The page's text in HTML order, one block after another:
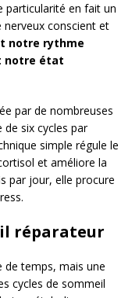
particularité en fait un
conscient et
notre rythme
notre état
par de nombreuses
six cycles par
simple régule le
et améliore la
par jour, elle procure
réparateur
de temps, mais une
cycles de sommeil